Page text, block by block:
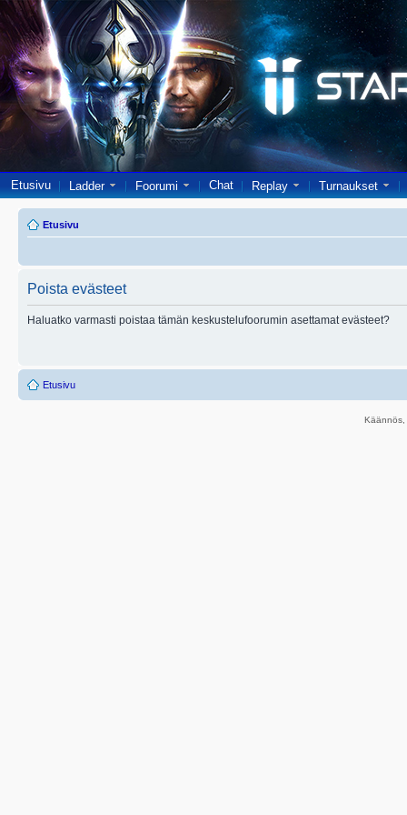
Etusivu Ladder Foorumi Chat Replay Turnaukset
Etusivu
Poista evästeet
Haluatko varmasti poistaa tämän keskustelufoorumin asettamat evästeet?
Etusivu